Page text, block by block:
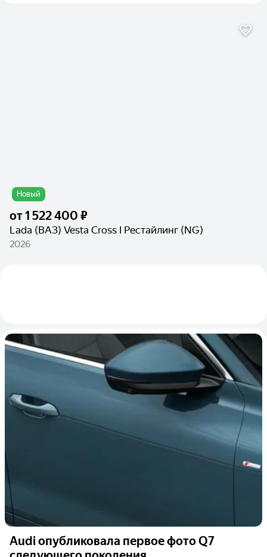
Новый
от1 522 400 ₽
Lada (ВАЗ) Vesta Cross I Рестайлинг (NG)
2026
Audi опубликовала первое фото Q7